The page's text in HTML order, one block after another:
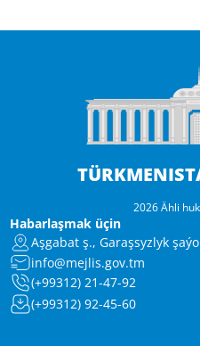
2026 Ähli
Habarlaşmak üçin
Aşgabat ş., Garaşsyzlyk
info@mejlis.gov.tm
(+99312) 21-47-92
(+99312) 92-45-60